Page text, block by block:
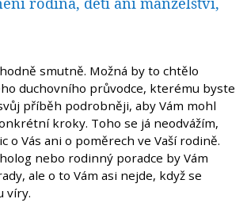
smutně. Možná by to chtělo
duchovního průvodce, kterému byste
příběh podrobněji, aby Vám mohl
kroky. Toho se já neodvážím,
o Vás ani o poměrech ve Vaší rodině.
nebo rodinný poradce by Vám
ale o to Vám asi nejde, když se
víry.